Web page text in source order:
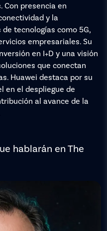
Con presencia en
y la
tecnologías como 5G,
empresariales. Su
en I+D y una visión
que conectan
Huawei destaca por su
en el despliegue de
al avance de la
hablarán en The